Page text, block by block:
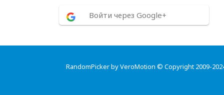
Войти через Google+
RandomPicker by VeroMotion © Copyright 2009-